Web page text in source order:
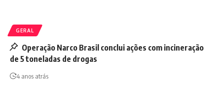
GERAL
Operação Narco Brasil conclui ações com incineração
de 5 toneladas de drogas
4 anos atrás